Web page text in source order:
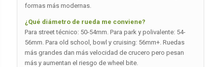
formas más modernas.
¿Qué diámetro de rueda me conviene?
Para street técnico: 50-54mm. Para park y polivalente: 54-
56mm. Para old school, bowl y cruising: 56mm+. Ruedas
más grandes dan más velocidad de crucero pero pesan
más y aumentan el riesgo de wheel bite.